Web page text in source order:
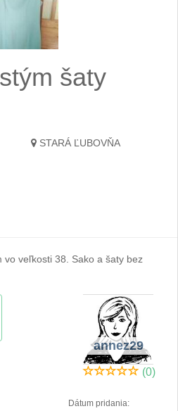
šaty
STARÁ ĽUBOVŇA
vo veľkosti 38. Sako a šaty bez
annez29
(0)
Dátum pridania: